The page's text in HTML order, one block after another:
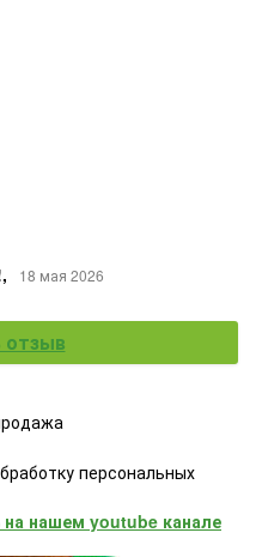
18 мая 2026
отзыв
персональных
нашем youtube канале